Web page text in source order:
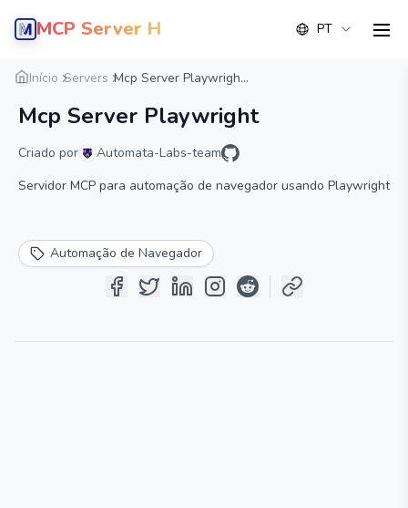
MCP Server Hub PT
Início Servers Mcp Server Playwrigh...
Mcp Server Playwright
Criado por
Automata-Labs-team
Servidor MCP para automação de navegador usando Playwright
Automação de Navegador
Visão geral Detalhe